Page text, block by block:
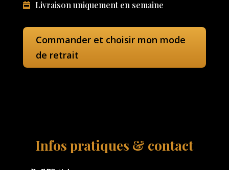
Livraison uniquement en semaine
Commander et choisir mon mode
de retrait
Infos pratiques & contact